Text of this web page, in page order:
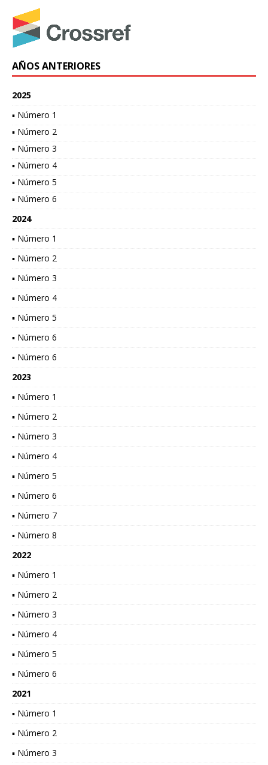
AÑOS ANTERIORES
2025
▪ Número 1
▪ Número 2
▪ Número 3
▪ Número 4
▪ Número 5
▪ Número 6
2024
▪ Número 1
▪ Número 2
▪ Número 3
▪ Número 4
▪ Número 5
▪ Número 6
▪ Número 6
2023
▪ Número 1
▪ Número 2
▪ Número 3
▪ Número 4
▪ Número 5
▪ Número 6
▪ Número 7
▪ Número 8
2022
▪ Número 1
▪ Número 2
▪ Número 3
▪ Número 4
▪ Número 5
▪ Número 6
2021
▪ Número 1
▪ Número 2
▪ Número 3